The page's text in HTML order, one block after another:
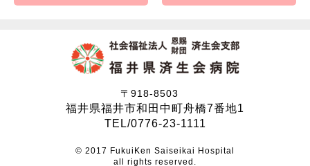
〒918-8503
福井県福井市和田中町舟橋7番地1
TEL/0776-23-1111
© 2017 FukuiKen Saiseikai Hospital
all rights reserved.